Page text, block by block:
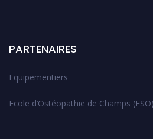
PARTENAIRES
Equipementiers
Ecole d’Ostéopathie de Champs (ESO)